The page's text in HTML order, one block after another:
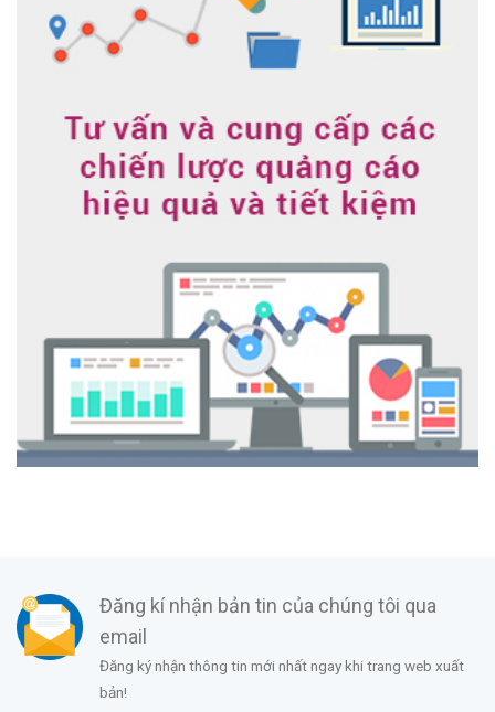
Đăng kí nhận bản tin của chúng tôi qua
email
Đăng ký nhận thông tin mới nhất ngay khi trang web xuất
bản!